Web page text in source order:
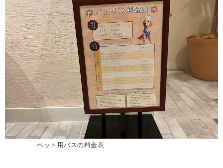
ペット用バスの料金表